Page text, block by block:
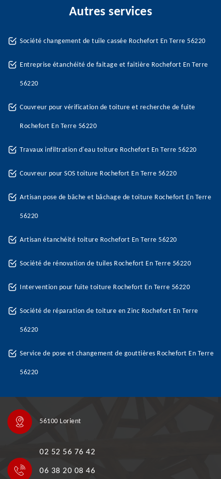
Autres services
Société changement de tuile cassée Rochefort En Terre 56220
Entreprise étanchéité de faitage et faitière Rochefort En Terre
56220
Couvreur pour vérification de toiture et recherche de fuite
Rochefort En Terre 56220
Travaux infiltration d'eau toiture Rochefort En Terre 56220
Couvreur pour SOS toiture Rochefort En Terre 56220
Artisan pose de bâche et bâchage de toiture Rochefort En Terre
56220
Artisan étanchéité toiture Rochefort En Terre 56220
Société de rénovation de tuiles Rochefort En Terre 56220
Intervention pour fuite toiture Rochefort En Terre 56220
Société de réparation de toiture en Zinc Rochefort En Terre
56220
Service de pose et changement de gouttières Rochefort En Terre
56220
56100 Lorient
02 52 56 76 42
06 38 20 08 46